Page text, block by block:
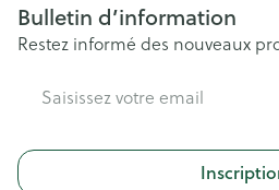
Bulletin d’information
Restez informé des nouveaux